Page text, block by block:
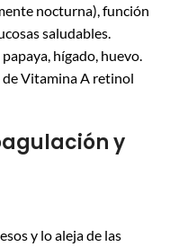
nocturna), función
saludables.
hígado, huevo.
Vitamina A retinol
y
y lo aleja de las